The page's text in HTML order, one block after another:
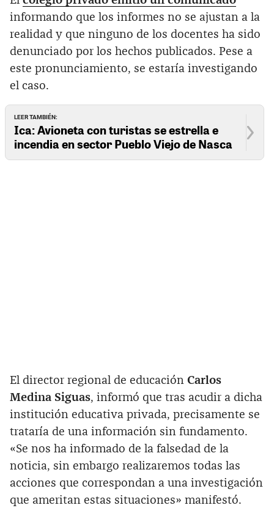
informando que los informes no se ajustan a la
realidad y que ninguno de los docentes ha sido
denunciado por los hechos publicados. Pese a
este pronunciamiento, se estaría investigando
el caso.
LEER TAMBIÉN:
Ica: Avioneta con turistas se estrella e
incendia en sector Pueblo Viejo de Nasca
El director regional de educación Carlos
Medina Siguas, informó que tras acudir a dicha
institución educativa privada, precisamente se
trataría de una información sin fundamento.
«Se nos ha informado de la falsedad de la
noticia, sin embargo realizaremos todas las
acciones que correspondan a una investigación
que ameritan estas situaciones» manifestó.